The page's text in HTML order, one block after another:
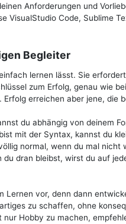
Anforderungen und
VisualStudio Code, Sublime
Begleiter
lernen lässt. Sie
zum Erfolg, genau wie
erreichen aber jene, die
du abhängig von deinem
mit der Syntax, kannst du
normal, wenn du mal
dran bleibst, wirst du auf
Lernen vor, denn dann
zu schaffen, ohne
Hobby zu machen,